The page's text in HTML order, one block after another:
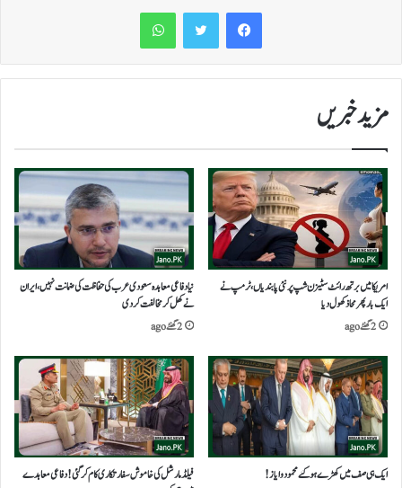
WhatsApp
مزید خبریں
امریکا میں برتھ رائٹ سٹیزن شپ پر نئی پابندیاں، ٹرمپ نے
ایک بار پھر محاذ کھول دیا
2 گھنٹے ago
نیادفاعی معاہدہ سعودی عرب کی حفاظت کی ضمانت نہیں،ایران
نے کھل کرمخالفت کردی
2 گھنٹے ago
ایک ہی صف میں کھڑے ہوگئے محمود و ایاز!
فیلڈمارشل کی خاموش سفارتکاری کام کر گئی!دفاعی معاہدے